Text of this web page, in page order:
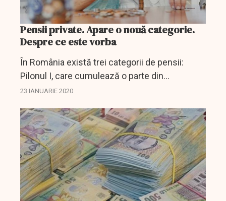
Pensii private. Apare o nouă categorie.
Despre ce este vorba
În România există trei categorii de pensii:
Pilonul I, care cumulează o parte din
contribuția datorată la pensii, Pilonul II,
contribuția...
23 IANUARIE 2020